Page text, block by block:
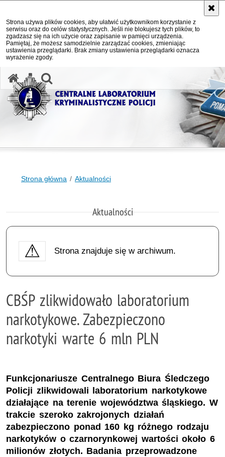
Strona używa plików cookies, aby ułatwić użytkownikom korzystanie z
serwisu oraz do celów statystycznych. Jeśli nie blokujesz tych plików, to
zgadzasz się na ich użycie oraz zapisanie w pamięci urządzenia.
Pamiętaj, że możesz samodzielnie zarządzać cookies, zmieniając
ustawienia przeglądarki. Brak zmiany ustawienia przeglądarki oznacza
wyrażenie zgody.
Strona główna Aktualności
Aktualności
Strona znajduje się w archiwum.
CBŚP zlikwidowało laboratorium
narkotykowe. Zabezpieczono
narkotyki warte 6 mln PLN
Funkcjonariusze Centralnego Biura Śledczego
Policji zlikwidowali laboratorium narkotykowe
działające na terenie województwa śląskiego. W
trakcie szeroko zakrojonych działań
zabezpieczono ponad 160 kg różnego rodzaju
narkotyków o czarnorynkowej wartości około 6
milionów złotych. Badania przeprowadzone